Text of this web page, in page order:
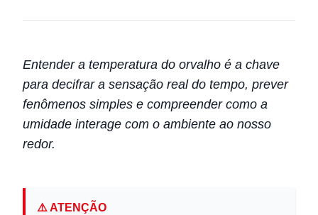
Entender a temperatura do orvalho é a chave
para decifrar a sensação real do tempo, prever
fenômenos simples e compreender como a
umidade interage com o ambiente ao nosso
redor.
⚠️ ATENÇÃO